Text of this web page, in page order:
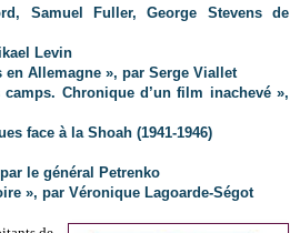
Samuel Fuller, George Stevens de
Levin
en Allemagne », par Serge Viallet
Chronique d’un film inachevé »,
face à la Shoah (1941-1946)
le général Petrenko
», par Véronique Lagoarde-Ségot